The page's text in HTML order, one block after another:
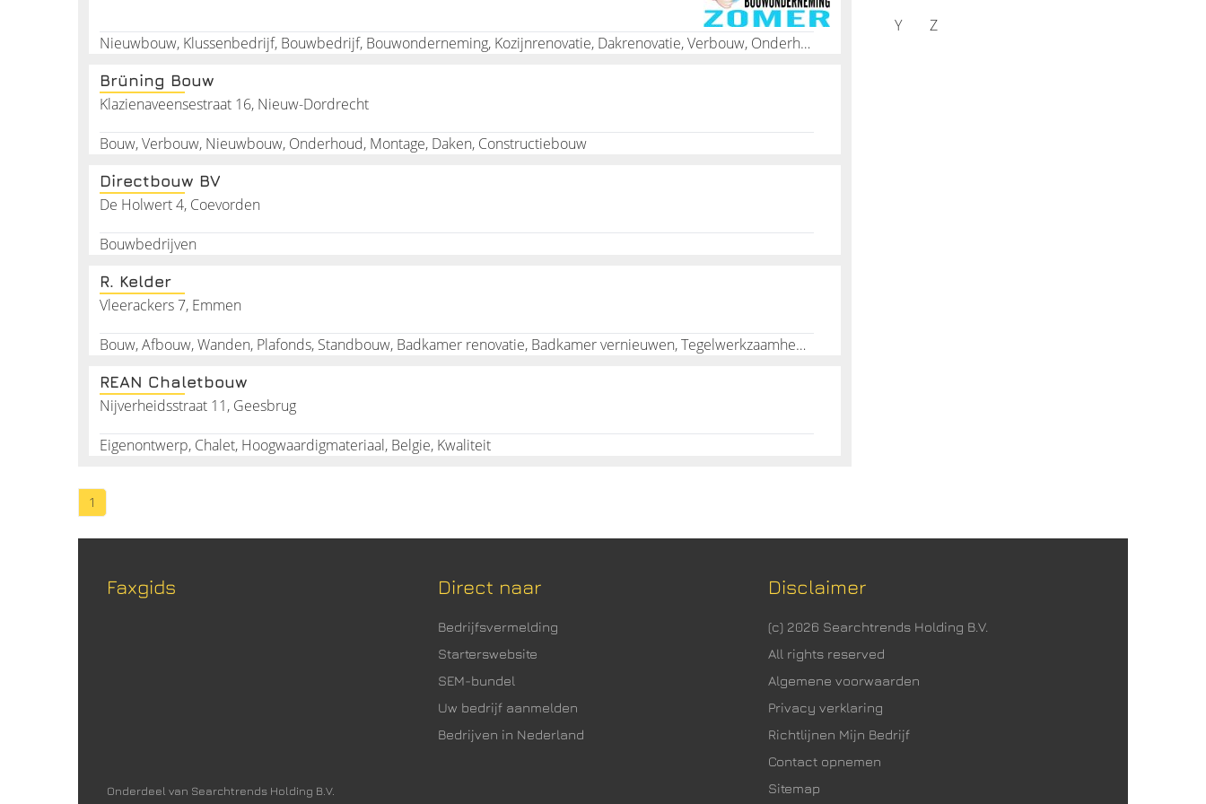
Huurt u een bouwbedrijf in dan bespaart u uzelf veel tijd met het zoeken naar de juiste vakmensen, materiaal inwinnen,
wettelijke regels uitpluizen en eventuele fouten herstellen. Een bouwbedrijf inhuren werkt dus vooral kostenbesparend!
Nieuwbouw, Klussenbedrijf, Bouwbedrijf, Bouwonderneming, Kozijnrenovatie, Dakrenovatie, Verbouw, Onderhoud
Brüning Bouw
Klazienaveensestraat 16, Nieuw-Dordrecht
Bouw, Verbouw, Nieuwbouw, Onderhoud, Montage, Daken, Constructiebouw
Directbouw BV
De Holwert 4, Coevorden
Bouwbedrijven
R. Kelder
Vleerackers 7, Emmen
Bouw, Afbouw, Wanden, Plafonds, Standbouw, Badkamer renovatie, Badkamer vernieuwen, Tegelwerkzaamheden, Stucwerk, Systeembouw
REAN Chaletbouw
Nijverheidsstraat 11, Geesbrug
Eigenontwerp, Chalet, Hoogwaardigmateriaal, Belgie, Kwaliteit
1
Y
Z
Faxgids
Onderdeel van Searchtrends Holding B.V.
Direct naar
Bedrijfsvermelding
Starterswebsite
SEM-bundel
Uw bedrijf aanmelden
Bedrijven in Nederland
Disclaimer
(c) 2026 Searchtrends Holding B.V.
All rights reserved
Algemene voorwaarden
Privacy verklaring
Richtlijnen Mijn Bedrijf
Contact opnemen
Sitemap